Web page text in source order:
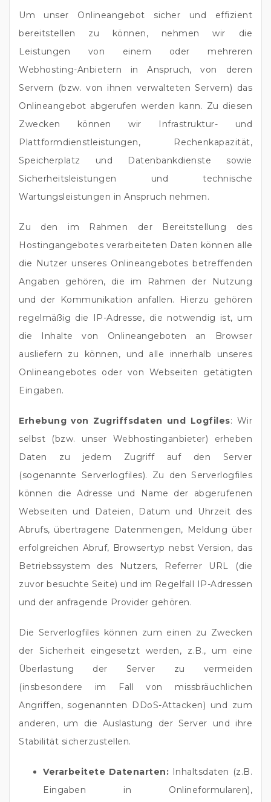
Um unser Onlineangebot sicher und effizient
bereitstellen zu können, nehmen wir die
Leistungen von einem oder mehreren
Webhosting-Anbietern in Anspruch, von deren
Servern (bzw. von ihnen verwalteten Servern) das
Onlineangebot abgerufen werden kann. Zu diesen
Zwecken können wir Infrastruktur- und
Plattformdienstleistungen, Rechenkapazität,
Speicherplatz und Datenbankdienste sowie
Sicherheitsleistungen und technische
Wartungsleistungen in Anspruch nehmen.
Zu den im Rahmen der Bereitstellung des
Hostingangebotes verarbeiteten Daten können alle
die Nutzer unseres Onlineangebotes betreffenden
Angaben gehören, die im Rahmen der Nutzung
und der Kommunikation anfallen. Hierzu gehören
regelmäßig die IP-Adresse, die notwendig ist, um
die Inhalte von Onlineangeboten an Browser
ausliefern zu können, und alle innerhalb unseres
Onlineangebotes oder von Webseiten getätigten
Eingaben.
Erhebung von Zugriffsdaten und Logfiles: Wir
selbst (bzw. unser Webhostinganbieter) erheben
Daten zu jedem Zugriff auf den Server
(sogenannte Serverlogfiles). Zu den Serverlogfiles
können die Adresse und Name der abgerufenen
Webseiten und Dateien, Datum und Uhrzeit des
Abrufs, übertragene Datenmengen, Meldung über
erfolgreichen Abruf, Browsertyp nebst Version, das
Betriebssystem des Nutzers, Referrer URL (die
zuvor besuchte Seite) und im Regelfall IP-Adressen
und der anfragende Provider gehören.
Die Serverlogfiles können zum einen zu Zwecken
der Sicherheit eingesetzt werden, z.B., um eine
Überlastung der Server zu vermeiden
(insbesondere im Fall von missbräuchlichen
Angriffen, sogenannten DDoS-Attacken) und zum
anderen, um die Auslastung der Server und ihre
Stabilität sicherzustellen.
Verarbeitete Datenarten: Inhaltsdaten (z.B.
Eingaben in Onlineformularen),